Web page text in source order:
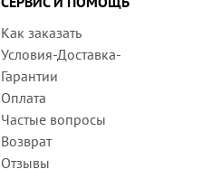
Как заказать
Условия-Доставка-
Гарантии
Оплата
Частые вопросы
Возврат
Отзывы